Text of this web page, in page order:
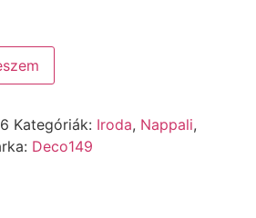
Kategóriák: Iroda, Nappali,
Deco149